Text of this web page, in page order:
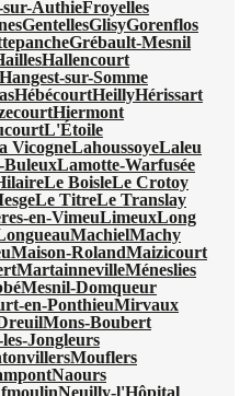
AuthieFroyelles
GentellesGlisyGorenflos
Grébault-Mesnil
Hallencourt
Hangest-sur-Somme
HébécourtHeillyHérissart
Hiermont
L'Étoile
VicogneLahoussoyeLaleu
BuleuxLamotte-Warfusée
Le BoisleLe Crotoy
Le TitreLe Translay
en-VimeuLimeuxLong
MachielMachy
Maison-RolandMaizicourt
MartainnevilleMéneslies
Mesnil-Domqueur
en-PonthieuMirvaux
Mons-Boubert
Jongleurs
Mouflers
Naours
Neuilly-l'Hôpital